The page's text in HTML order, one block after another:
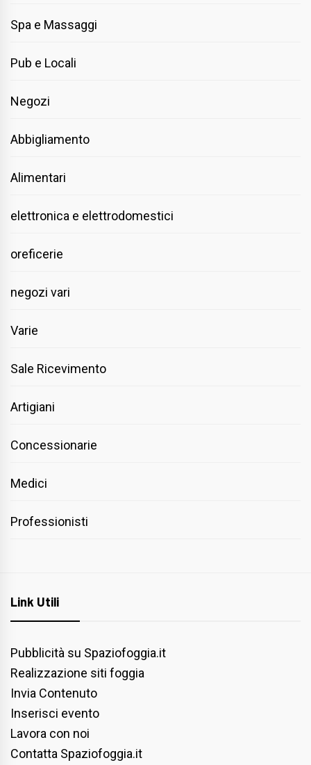
Spa e Massaggi
Pub e Locali
Negozi
Abbigliamento
Alimentari
elettronica e elettrodomestici
oreficerie
negozi vari
Varie
Sale Ricevimento
Artigiani
Concessionarie
Medici
Professionisti
Link Utili
Pubblicità su Spaziofoggia.it
Realizzazione siti foggia
Invia Contenuto
Inserisci evento
Lavora con noi
Contatta Spaziofoggia.it